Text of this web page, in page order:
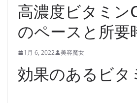
高濃度ビタミン
のペースと所要
1月 6, 2022 美容魔女
効果のあるビタ